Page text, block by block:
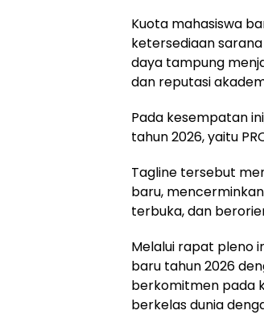
Kuota mahasiswa
ketersediaan
daya tampung
dan reputasi
Pada kesempatan
tahun 2026, yaitu
Tagline tersebut
baru,
terbuka, dan
Melalui rapat pleno
baru tahun 2026
berkomitmen pada
berkelas dunia